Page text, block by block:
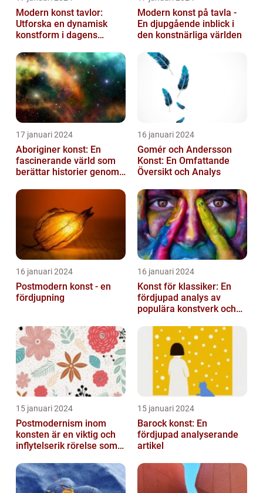
Modern konst tavlor:
Utforska en dynamisk
konstform i dagens
Modern konst på tavla -
En djupgående inblick i
den konstnärliga världen
17 januari 2024
Aboriginer konst: En
fascinerande värld som
berättar historier genom
16 januari 2024
Gomér och Andersson
Konst: En Omfattande
Översikt och Analys
16 januari 2024
Postmodern konst - en
fördjupning
16 januari 2024
Konst för klassiker: En
fördjupad analys av
populära konstverk och
15 januari 2024
Postmodernism inom
konsten är en viktig och
inflytelserik rörelse som
normer o...
15 januari 2024
Barock konst: En
fördjupad analyserande
artikel